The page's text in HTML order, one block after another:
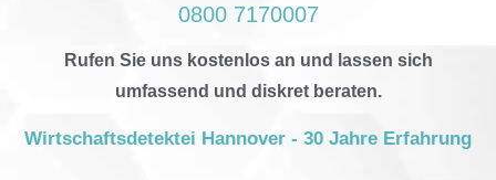
0800 7170007
Rufen Sie uns kostenlos an und lassen sich
umfassend und diskret beraten.
Wirtschaftsdetektei Hannover - 30 Jahre Erfahrung